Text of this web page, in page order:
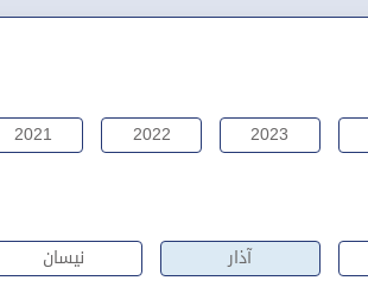
2023
2022
2021
آذار
نيسان